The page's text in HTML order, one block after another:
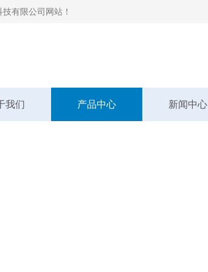
有限公司网站！
我们 产品中心 新闻中心